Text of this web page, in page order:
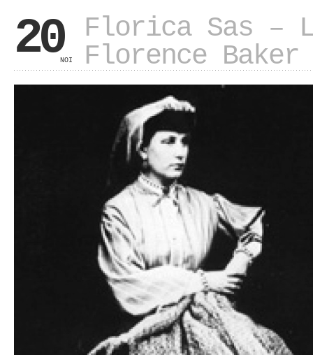
20NOI
Florica Sas –
Florence Baker